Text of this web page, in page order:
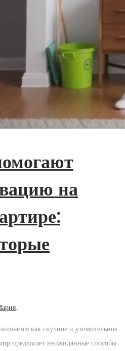
на
.
как скучное и утомительное
предлагает неожиданные способы